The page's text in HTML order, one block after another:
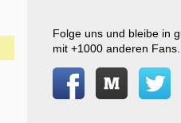
Folge uns und bleibe in
mit +1000 anderen Fans.